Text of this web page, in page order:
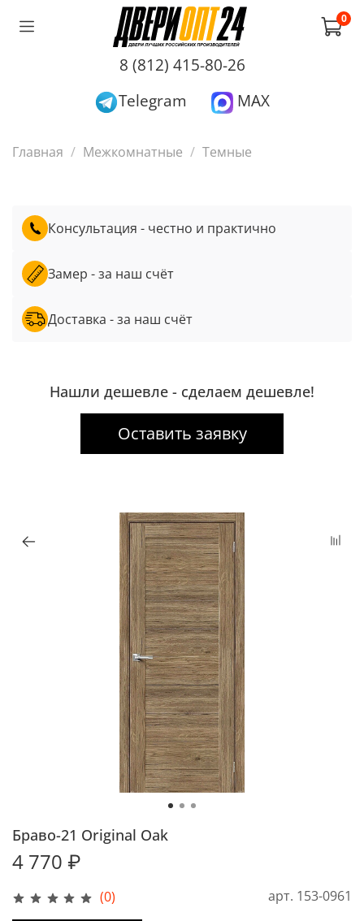
0
8 (812) 415-80-26
Telegram
MAX
Главная Межкомнатные Темные
Консультация - честно и практично
Замер - за наш счёт
Доставка - за наш счёт
Нашли дешевле - сделаем дешевле!
Оставить заявку
(0) арт. 153-0961
Браво-21 Original Oak
4 770 ₽